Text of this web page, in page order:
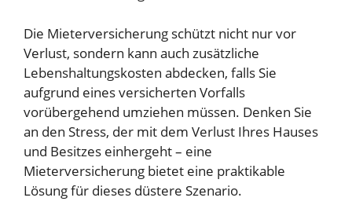
Die Mieterversicherung schützt nicht nur vor
Verlust, sondern kann auch zusätzliche
Lebenshaltungskosten abdecken, falls Sie
aufgrund eines versicherten Vorfalls
vorübergehend umziehen müssen. Denken Sie
an den Stress, der mit dem Verlust Ihres Hauses
und Besitzes einhergeht – eine
Mieterversicherung bietet eine praktikable
Lösung für dieses düstere Szenario.